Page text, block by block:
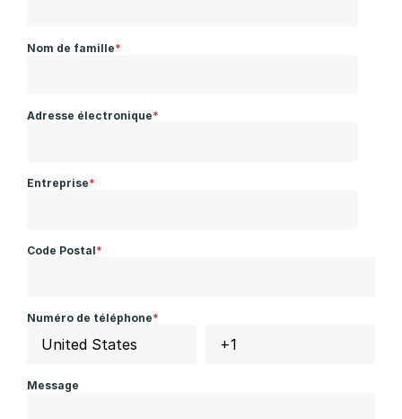
Nom de famille*
Adresse électronique*
Entreprise*
Code Postal*
Numéro de téléphone*
Message